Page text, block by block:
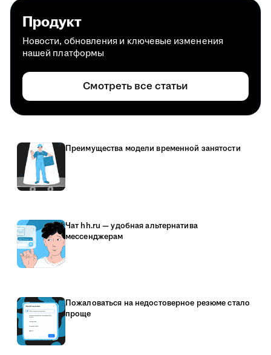
Продукт
Новости, обновления и ключевые изменения
нашей платформы
Смотреть все статьи
Преимущества модели временной занятости
Чат hh.ru — удобная альтернатива
мессенджерам
Пожаловаться на недостоверное резюме стало
проще